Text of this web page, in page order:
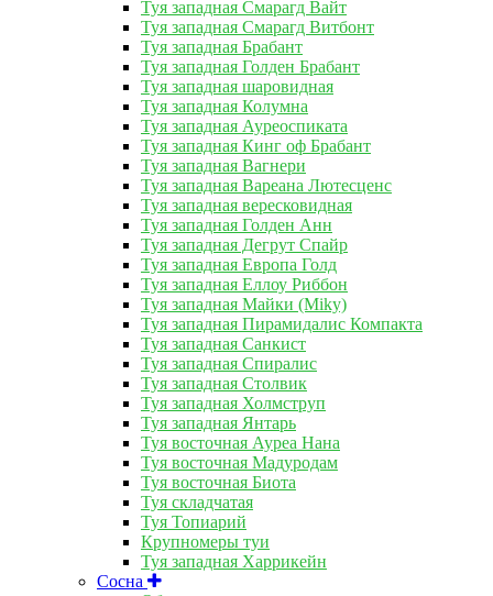
Туя западная Смарагд Вайт
Туя западная Смарагд Витбонт
Туя западная Брабант
Туя западная Голден Брабант
Туя западная шаровидная
Туя западная Колумна
Туя западная Ауреоспиката
Туя западная Кинг оф Брабант
Туя западная Вагнери
Туя западная Вареана Лютесценс
Туя западная вересковидная
Туя западная Голден Анн
Туя западная Дегрут Спайр
Туя западная Европа Голд
Туя западная Еллоу Риббон
Туя западная Майки (Miky)
Туя западная Пирамидалис Компакта
Туя западная Санкист
Туя западная Спиралис
Туя западная Столвик
Туя западная Холмструп
Туя западная Янтарь
Туя восточная Ауреа Нана
Туя восточная Мадуродам
Туя восточная Биота
Туя складчатая
Туя Топиарий
Крупномеры туи
Туя западная Харрикейн
Сосна